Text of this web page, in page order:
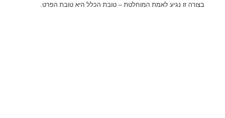
בצורה זו נגיע לאמת המוחלטת – טובת הכלל היא טובת הפרט.